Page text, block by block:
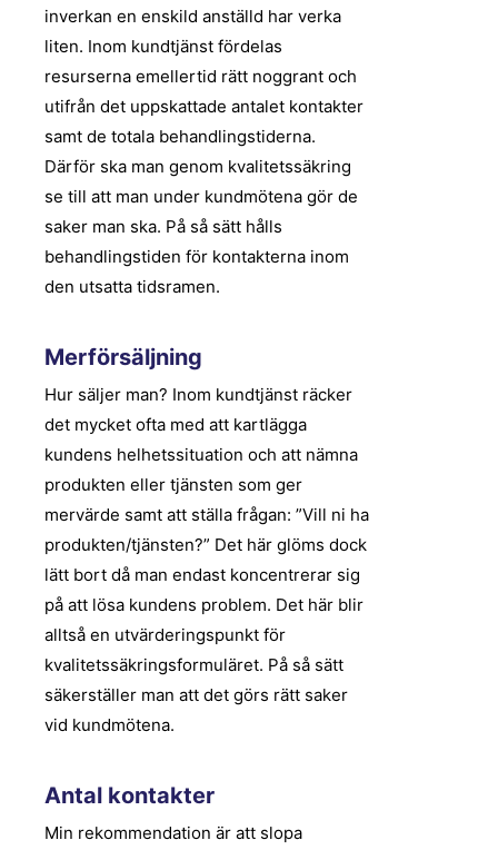
inverkan en enskild anställd har verka
liten. Inom kundtjänst fördelas
resurserna emellertid rätt noggrant och
utifrån det uppskattade antalet kontakter
samt de totala behandlingstiderna.
Därför ska man genom kvalitetssäkring
se till att man under kundmötena gör de
saker man ska. På så sätt hålls
behandlingstiden för kontakterna inom
den utsatta tidsramen.
Merförsäljning
Hur säljer man? Inom kundtjänst räcker
det mycket ofta med att kartlägga
kundens helhetssituation och att nämna
produkten eller tjänsten som ger
mervärde samt att ställa frågan: ”Vill ni ha
produkten/tjänsten?” Det här glöms dock
lätt bort då man endast koncentrerar sig
på att lösa kundens problem. Det här blir
alltså en utvärderingspunkt för
kvalitetssäkringsformuläret. På så sätt
säkerställer man att det görs rätt saker
vid kundmötena.
Antal kontakter
Min rekommendation är att slopa